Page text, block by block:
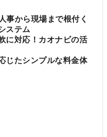
事から現場まで根付く
ステム
に対応！カオナビの活
じたシンプルな料金体